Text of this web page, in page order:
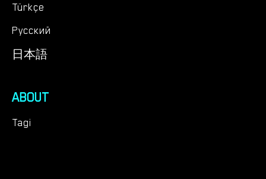
Türkçe
Русский
日本語
ABOUT
Tagi